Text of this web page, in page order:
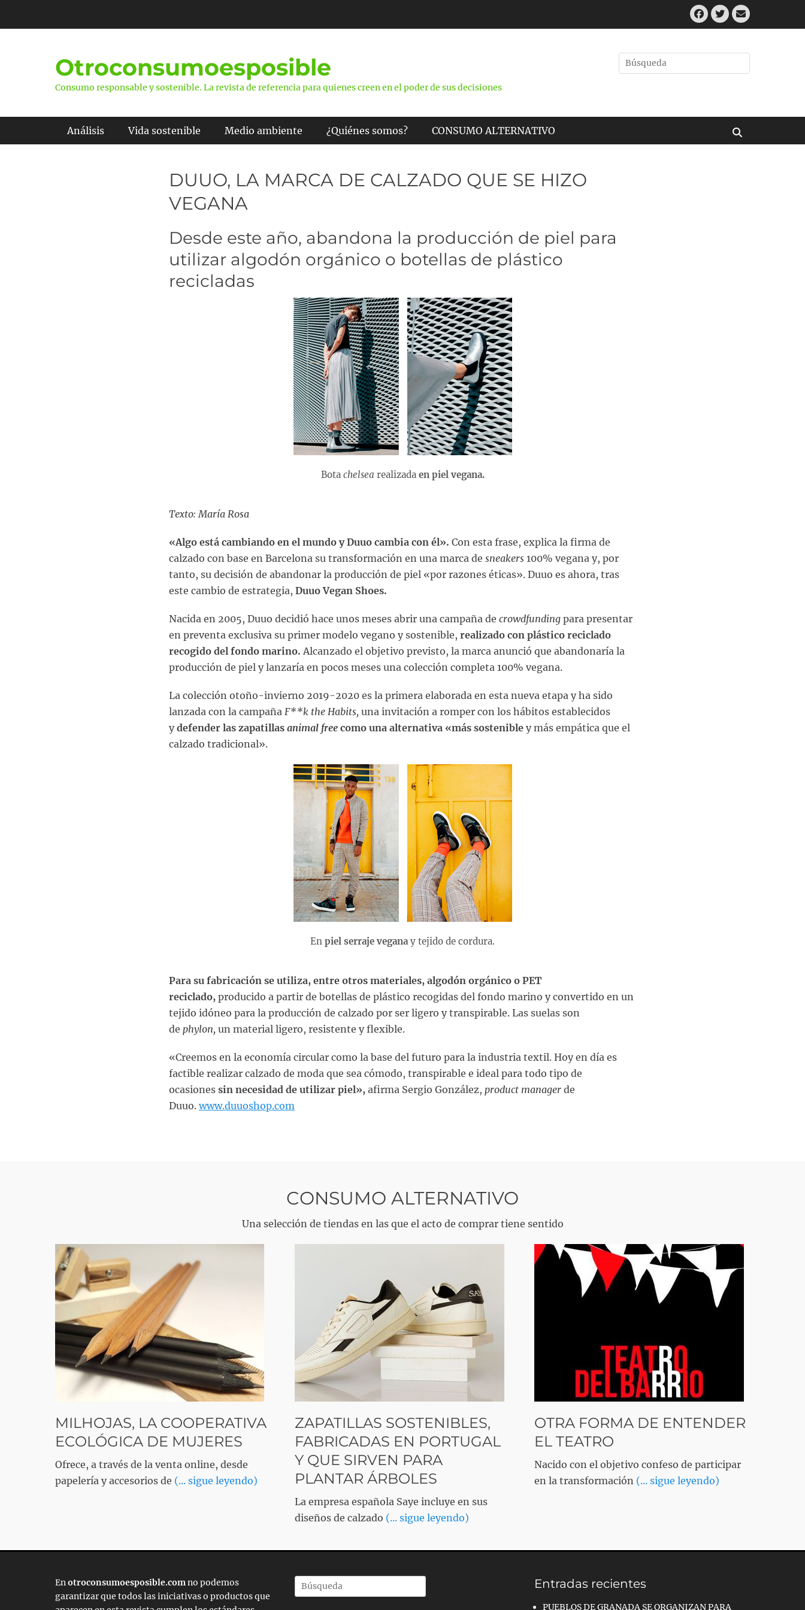
Facebook
TwitterCorreo
electrónico
Otroconsumoesposible
Consumo responsable y sostenible. La revista de referencia para quienes creen en el poder de sus decisiones
Buscar
por:
Menú principal
Análisis Vida sostenible Medio ambiente ¿Quiénes somos? CONSUMO ALTERNATIVO
DUUO, LA MARCA DE CALZADO QUE SE HIZO
VEGANA
Desde este año, abandona la producción de piel para
utilizar algodón orgánico o botellas de plástico
recicladas
Bota chelsea realizada en piel vegana.
Texto: María Rosa
«Algo está cambiando en el mundo y Duuo cambia con él». Con esta frase, explica la firma de
calzado con base en Barcelona su transformación en una marca de sneakers 100% vegana y, por
tanto, su decisión de abandonar la producción de piel «por razones éticas». Duuo es ahora, tras
este cambio de estrategia, Duuo Vegan Shoes.
Nacida en 2005, Duuo decidió hace unos meses abrir una campaña de crowdfunding para presentar
en preventa exclusiva su primer modelo vegano y sostenible, realizado con plástico reciclado
recogido del fondo marino.Alcanzado el objetivo previsto, la marca anunció que abandonaría la
producción de piel y lanzaría en pocos meses una colección completa 100% vegana.
La colección otoño-invierno 2019-2020 es la primera elaborada en esta nueva etapa y ha sido
lanzada con la campaña F**k the Habits, una invitación a romper con los hábitos establecidos
y defender las zapatillas animal free como una alternativa «más sostenible y más empática que el
calzado tradicional».
En piel serraje veganay tejido de cordura.
Para su fabricación se utiliza, entre otros materiales, algodón orgánico o PET
reciclado, producido a partir de botellas de plástico recogidas del fondo marino y convertido en un
tejido idóneo para la producción de calzado por ser ligero y transpirable. Las suelas son
de phylon, un material ligero, resistente y flexible.
«Creemos en la economía circular como la base del futuro para la industria textil. Hoy en día es
factible realizar calzado de moda que sea cómodo, transpirable e ideal para todo tipo de
ocasiones sin necesidad de utilizar piel», afirma Sergio González, product manager de
Duuo. www.duuoshop.com
CONSUMO ALTERNATIVO
Una selección de tiendas en las que el acto de comprar tiene sentido
MILHOJAS, LA COOPERATIVA
ECOLÓGICA DE MUJERES
Ofrece, a través de la venta online, desde
papelería y accesorios de (... sigue leyendo)
ZAPATILLAS SOSTENIBLES,
FABRICADAS EN PORTUGAL
Y QUE SIRVEN PARA
PLANTAR ÁRBOLES
La empresa española Saye incluye en sus
diseños de calzado (... sigue leyendo)
OTRA FORMA DE ENTENDER
EL TEATRO
Nacido con el objetivo confeso de participar
en la transformación (... sigue leyendo)
Enotroconsumoesposible.comno podemos
garantizar que todos las iniciativas o productos que
Buscar
por:
Entradas recientes
PUEBLOS DE GRANADA SE ORGANIZAN PARA